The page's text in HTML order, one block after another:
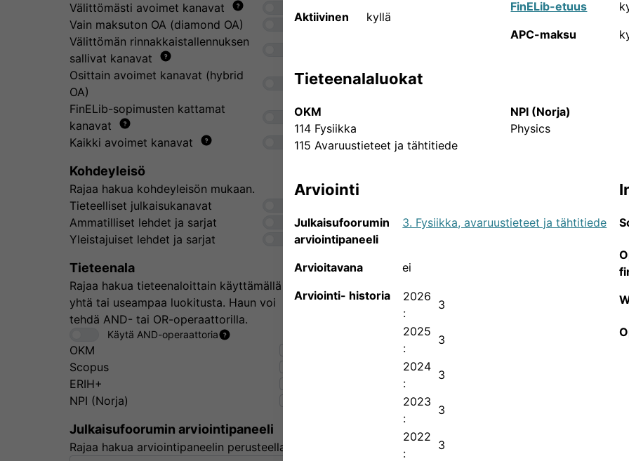
Välittömästi avoimet kanavat
Vain maksuton OA (diamond OA)
Välittömän rinnakkaistallennuksen
sallivat kanavat
Osittain avoimet kanavat (hybrid
OA)
FinELib-sopimusten kattamat
kanavat
Kaikki avoimet kanavat
Kohdeyleisö
Rajaa hakua kohdeyleisön mukaan.
Tieteelliset julkaisukanavat
Ammatilliset lehdet ja sarjat
Yleistajuiset lehdet ja sarjat
Tieteenala
Rajaa hakua tieteenaloittain käyttämällä
yhtä tai useampaa luokitusta. Haun voi
tehdä AND- tai OR-operaattorilla.
Käytä AND-operaattoria
OKM
Scopus
ERIH+
NPI (Norja)
Julkaisufoorumin arviointipaneeli
Rajaa hakua arviointipaneelin perusteella.
JUFO-portaalin sisältämien
4150
Kirjakustantajat
Ammattilehdet ja yleistajuiset
JUFO-portaalin sisältämien tieteellisten julkaisusarjojen
Aktiivinen
kyllä
FinELib-etuus
APC-maksu
Tieteenalaluokat
OKM
114 Fysiikka
115 Avaruustieteet ja tähtitiede
NPI (Norja)
Physics
Arviointi
Julkaisufoorumin
arviointipaneeli
3. Fysiikka, avaruustieteet ja tähtitiede
Arvioitavana
ei
Arviointi- historia
2026
:
3
2025
:
3
2024
:
3
2023
:
3
2022
:
3